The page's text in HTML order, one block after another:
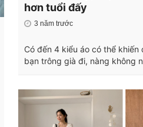
hơn tuổi đấy
3 năm trước
Có đến 4 kiểu áo có thể khiến
bạn trông già đi, nàng không